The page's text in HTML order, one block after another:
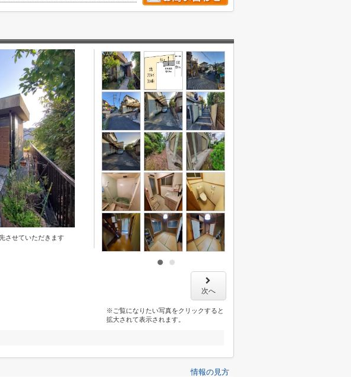
させていただきます
次へ
※ご覧になりたい写真をクリックすると
拡大されて表示されます。
情報の見方